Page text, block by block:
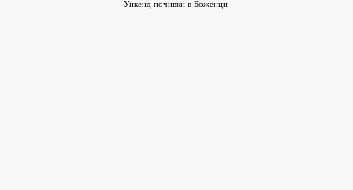
Уикенд почивки в Боженци